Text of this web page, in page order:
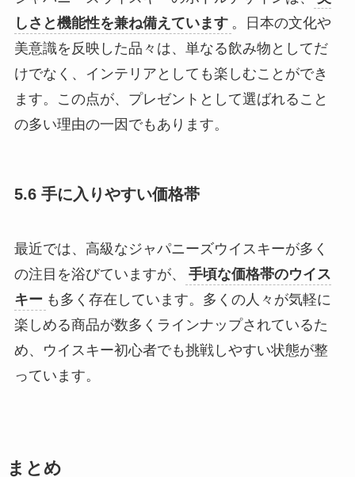
しさと機能性を兼ね備えています 。日本の文化や
美意識を反映した品々は、単なる飲み物としてだ
けでなく、インテリアとしても楽しむことができ
ます。この点が、プレゼントとして選ばれること
の多い理由の一因でもあります。
5.6 手に入りやすい価格帯
最近では、高級なジャパニーズウイスキーが多く
の注目を浴びていますが、
手頃な価格帯のウイス
キー も多く存在しています。多くの人々が気軽に
楽しめる商品が数多くラインナップされているた
め、ウイスキー初心者でも挑戦しやすい状態が整
っています。
まとめ